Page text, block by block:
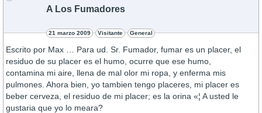
A Los Fumadores
21 marzo 2009 Visitante General
Escrito por Max … Para ud. Sr. Fumador, fumar es un placer, el
residuo de su placer es el humo, ocurre que ese humo,
contamina mi aire, llena de mal olor mi ropa, y enferma mis
pulmones. Ahora bien, yo tambien tengo placeres, mi placer es
beber cerveza, el residuo de mi placer; es la orina «¦ A usted le
gustaria que yo lo meara?